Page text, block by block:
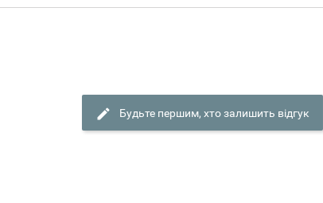
Будьте першим, хто залишить відгук